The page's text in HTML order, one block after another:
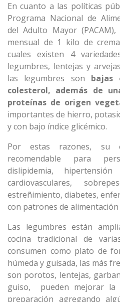
En cuanto a las políticas
Programa Nacional de
del Adulto Mayor
mensual de 1 kilo de
cuales existen 4
legumbres, lentejas y
las legumbres son bajas
colesterol, además de
proteínas de origen
importantes de hierro,
y con bajo índice glicémico.
Por estas razones, su
recomendable para
dislipidemia,
cardiovasculares,
estreñimiento, diabetes,
con patrones de
Las legumbres están
cocina tradicional de
consumen como plato de
húmeda y guisada, las más
son porotos, lentejas,
guiso, pueden mejorar la
preparación agregando